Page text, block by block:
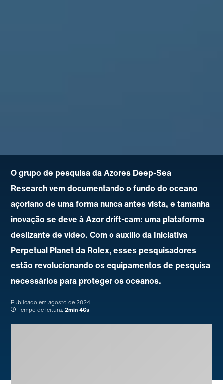
O grupo de pesquisa da Azores Deep-Sea
Research vem documentando o fundo do oceano
açoriano de uma forma nunca antes vista, e tamanha
inovação se deve à Azor drift-cam: uma plataforma
deslizante de vídeo. Com o auxílio da Iniciativa
Perpetual Planet da Rolex, esses pesquisadores
estão revolucionando os equipamentos de pesquisa
necessários para proteger os oceanos.
Publicado em agosto de 2024
Tempo de leitura: 2min 46s